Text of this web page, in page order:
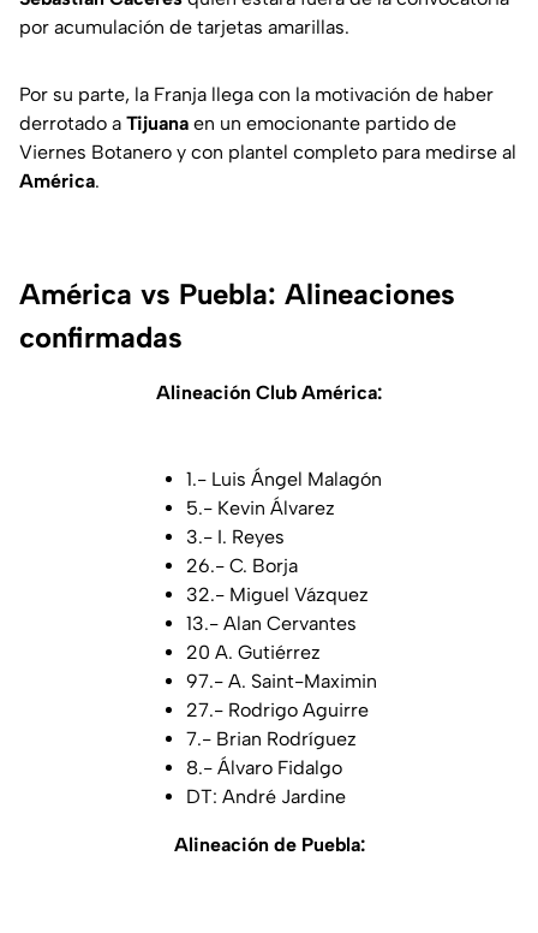
por acumulación de tarjetas amarillas.
Por su parte, la Franja llega con la motivación de haber
derrotado a Tijuana en un emocionante partido de
Viernes Botanero y con plantel completo para medirse al
América.
América vs Puebla: Alineaciones
confirmadas
Alineación Club América:
1.- Luis Ángel Malagón
5.- Kevin Álvarez
3.- I. Reyes
26.- C. Borja
32.- Miguel Vázquez
13.- Alan Cervantes
20 A. Gutiérrez
97.- A. Saint-Maximin
27.- Rodrigo Aguirre
7.- Brian Rodríguez
8.- Álvaro Fidalgo
DT: André Jardine
Alineación de Puebla: